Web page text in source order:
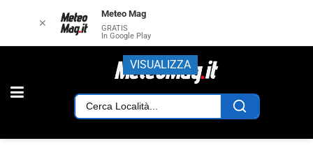
✕
Meteo Mag
GRATIS
In Google Play
VISUALIZZA